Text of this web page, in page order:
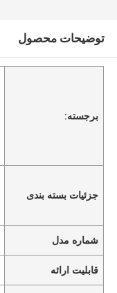
توضیحات محصول
برجسته:
جزئیات بسته بندی
شماره مدل
قابلیت ارائه